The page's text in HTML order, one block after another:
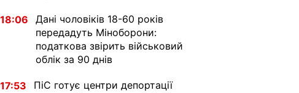
18:06
Дані чоловіків 18-60 років
передадуть Міноборони:
податкова звірить військовий
облік за 90 днів
17:53
ПіС готує центри депортації